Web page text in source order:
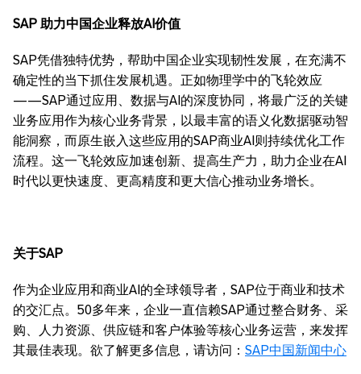
SAP 助力中国企业释放AI价值
SAP凭借独特优势，帮助中国企业实现韧性发展，在充满不
确定性的当下抓住发展机遇。正如物理学中的飞轮效应
——SAP通过应用、数据与AI的深度协同，将最广泛的关键
业务应用作为核心业务背景，以最丰富的语义化数据驱动智
能洞察，而原生嵌入这些应用的SAP商业AI则持续优化工作
流程。这一飞轮效应加速创新、提高生产力，助力企业在AI
时代以更快速度、更高精度和更大信心推动业务增长。
关于SAP
作为企业应用和商业AI的全球领导者，SAP位于商业和技术
的交汇点。50多年来，企业一直信赖SAP通过整合财务、采
购、人力资源、供应链和客户体验等核心业务运营，来发挥
其最佳表现。欲了解更多信息，请访问： SAP中国新闻中心